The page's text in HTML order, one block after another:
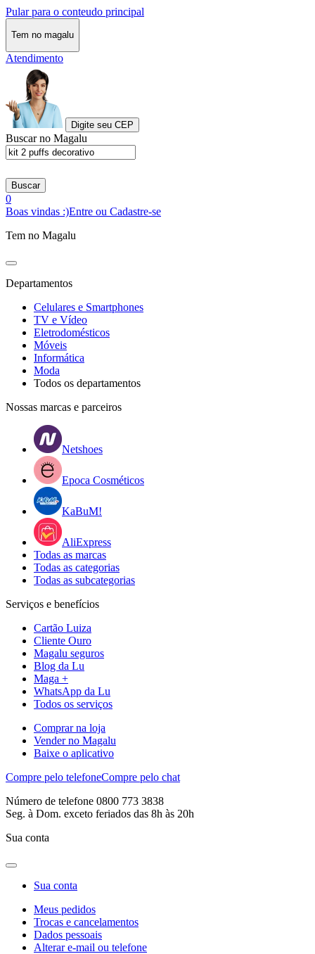
Pular para o conteudo principal
Tem no magalu
Atendimento
Digite seu CEP
Buscar no Magalu
Buscar
0
Boas vindas :)Entre ou Cadastre-se
Tem no Magalu
Departamentos
Celulares e Smartphones
TV e Vídeo
Eletrodomésticos
Móveis
Informática
Moda
Todos os departamentos
Nossas marcas e parceiros
Netshoes
Epoca Cosméticos
KaBuM!
AliExpress
Todas as marcas
Todas as categorias
Todas as subcategorias
Serviços e benefícios
Cartão Luiza
Cliente Ouro
Magalu seguros
Blog da Lu
Maga +
WhatsApp da Lu
Todos os serviços
Comprar na loja
Vender no Magalu
Baixe o aplicativo
Compre pelo telefoneCompre pelo chat
Número de telefone 0800 773 3838
Seg. à Dom. exceto feriados das 8h às 20h
Sua conta
Sua conta
Meus pedidos
Trocas e cancelamentos
Dados pessoais
Alterar e-mail ou telefone